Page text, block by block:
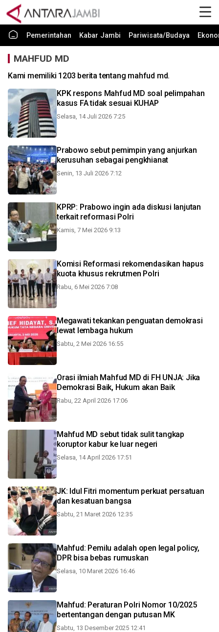
Pemerintahan Kabar Jambi Pariwisata/Budaya
MAHFUD MD
Kami memiliki 1203 berita tentang mahfud md.
KPK respons Mahfud MD soal pelimpahan
kasus FA tidak sesuai KUHAP
Selasa, 14 Juli 2026 7:25
Prabowo sebut pemimpin yang anjurkan
kerusuhan sebagai pengkhianat
Senin, 13 Juli 2026 7:12
KPRP: Prabowo ingin ada diskusi lanjutan
terkait reformasi Polri
Kamis, 7 Mei 2026 9:13
Komisi Reformasi rekomendasikan hapus
kuota khusus rekrutmen Polri
Rabu, 6 Mei 2026 7:08
Megawati tekankan penguatan demokrasi
lewat lembaga hukum
Sabtu, 2 Mei 2026 16:55
Orasi ilmiah Mahfud MD di FH UNJA: Jika
Demokrasi Baik, Hukum akan Baik
Rabu, 22 April 2026 17:06
Mahfud MD sebut tidak sulit tangkap
koruptor kabur ke luar negeri
Selasa, 14 April 2026 17:51
JK: Idul Fitri momentum perkuat persatuan
dan kesatuan bangsa
Sabtu, 21 Maret 2026 12:35
Mahfud: Pemilu adalah open legal policy,
DPR bisa bebas rumuskan
Selasa, 10 Maret 2026 16:46
Mahfud: Peraturan Polri Nomor 10/2025
bertentangan dengan putusan MK
Sabtu, 13 Desember 2025 12:41